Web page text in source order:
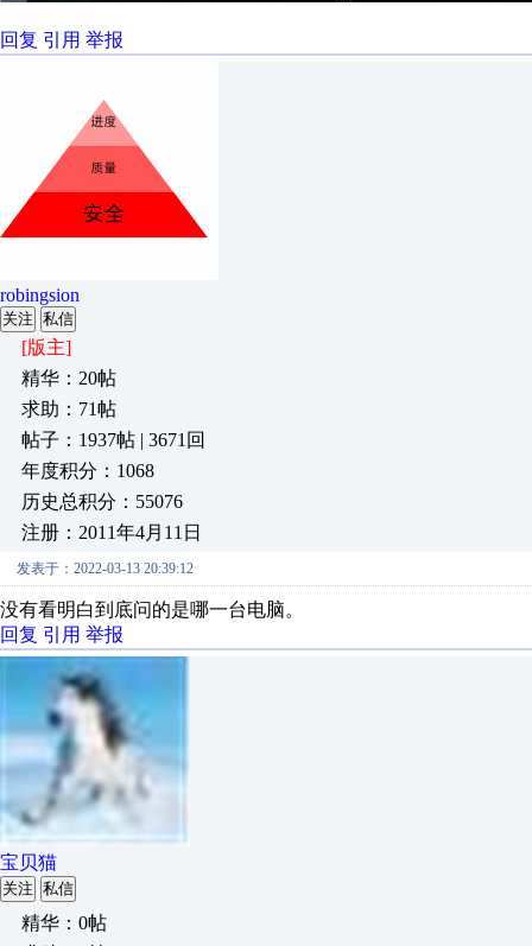
回复 引用 举报
robingsion
关注 私信
[版主]
精华：20帖
求助：71帖
帖子：1937帖 | 3671回
年度积分：1068
历史总积分：55076
注册：2011年4月11日
发表于：2022-03-13 20:39:12
没有看明白到底问的是哪一台电脑。
回复 引用 举报
宝贝猫
关注 私信
精华：0帖